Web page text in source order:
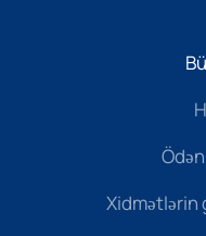
Xidmətlərin